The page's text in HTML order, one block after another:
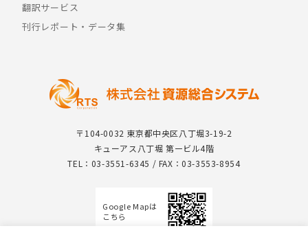
〒104-0032 東京都中央区八丁堀3-19-2
キューアス八丁堀 第一ビル4階
TEL：03-3551-6345 / FAX：03-3553-8954
Google Mapは
こちら
翻訳サービス
刊行レポート・データ集